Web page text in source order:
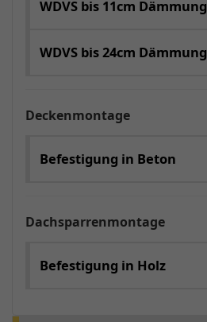
WDVS bis 11cm Dämmung
WDVS bis 24cm Dämmung
Deckenmontage
Befestigung in Beton
Dachsparrenmontage
Befestigung in Holz